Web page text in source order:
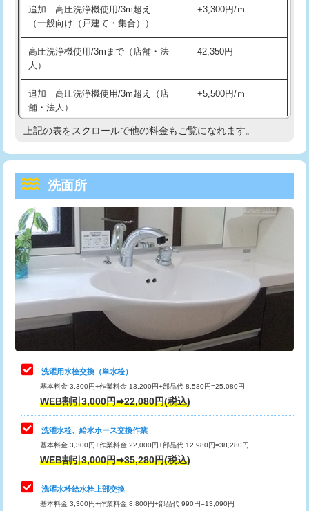
マス交換（深さ50㎝以上） 66,000円
コンクリート斫り（厚さ10㎝まで） 27,500円
コンクリート斫り（厚さ10㎝超え）
モルタル補修（厚さ10㎝まで）
モルタル補修（厚さ10㎝超え） 38,500円
洗面台設置 38,500円
追加人工
廃棄・処分 現場見積
※給水管工事は20mmまでの価格です。
持込商品取付（混合水栓） 16,500円
給水管工事※（ホール加工)
給水管工事※（バンド止め) 3,300円
給水管工事※（支持金具設置) 5,500円
給水管工事※（保温材使用（バンド止
め込み）)
5,500円
給水管工事※（土の掘削・埋め戻し作
業)
11,000円
給水管工事※（塩ビ管（VP・HI）使
用/3ｍまで)
33,000円
給水管工事※（塩ビ管（VP・HI）使
用（追加）/3ｍ超え)
給水管工事※（ライニング鋼管・銅
管・ポリ管・HT管使用/3ｍまで)
44,000円
給水管工事※（ライニング鋼管・銅
管・ポリ管・HT管使用/3ｍ超え)
排水管工事（土の掘削・埋め戻し作
業）
排水管工事（排水管工事/3ｍまで） 55,000円
排水管工事（追加 排水管工事/3ｍ超
え）
追加 高圧洗浄機使用/3m超え
（一般向け（戸建て・集合））
+3,300円/ｍ
高圧洗浄機使用/3mまで（店舗・法
人）
42,350円
追加 高圧洗浄機使用/3m超え（店
舗・法人）
+5,500円/ｍ
高度高圧洗浄換 現地調査
トーラー機使用/3mまで
追加トーラー機使用/3m超え +3,300円
カメラ調査 33,000円
桝清掃
止水・漏水調査・防水処理・清掃・修
理・調整・分解・加工など（軽作業）
11,000円
止水・漏水調査・防水処理・清掃・修
理・調整・分解・加工など（中作業）
22,000円
止水・漏水調査・防水処理・清掃・修
理・調整・分解・加工など（重作業）
33,000円
キッチンタンク脱着
その他部品の脱着
交換・取付（タンク）
上記の表をスクロールで他の料金もご覧になれます。
洗面所
洗濯用水栓交換（単水栓）
基本料金 3,300円+作業料金 13,200円+部品代 8,580円=25,080円
WEB割引3,000円➡22,080円(税込)
洗濯水栓、給水ホース交換作業
基本料金 3,300円+作業料金 22,000円+部品代 12,980円=38,280円
WEB割引3,000円➡35,280円(税込)
洗濯水栓給水栓上部交換
基本料金 3,300円+作業料金 8,800円+部品代 990円=13,090円